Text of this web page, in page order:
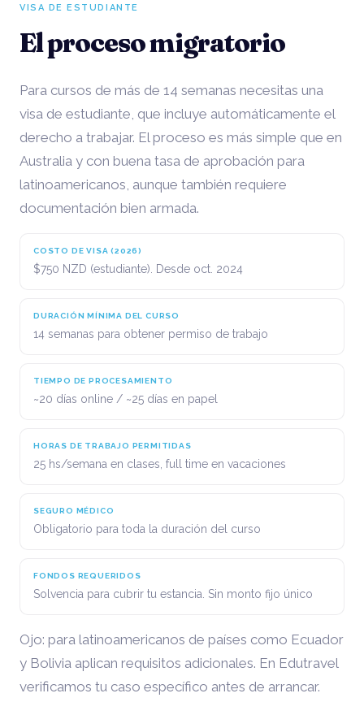
VISA DE ESTUDIANTE
El proceso migratorio
Para cursos de más de 14 semanas necesitas una
visa de estudiante, que incluye automáticamente el
derecho a trabajar. El proceso es más simple que en
Australia y con buena tasa de aprobación para
latinoamericanos, aunque también requiere
documentación bien armada.
COSTO DE VISA (2026)
$750 NZD (estudiante). Desde oct. 2024
DURACIÓN MÍNIMA DEL CURSO
14 semanas para obtener permiso de trabajo
TIEMPO DE PROCESAMIENTO
~20 días online / ~25 días en papel
HORAS DE TRABAJO PERMITIDAS
25 hs/semana en clases, full time en vacaciones
SEGURO MÉDICO
Obligatorio para toda la duración del curso
FONDOS REQUERIDOS
Solvencia para cubrir tu estancia. Sin monto fijo único
Ojo: para latinoamericanos de países como Ecuador
y Bolivia aplican requisitos adicionales. En Edutravel
verificamos tu caso específico antes de arrancar.